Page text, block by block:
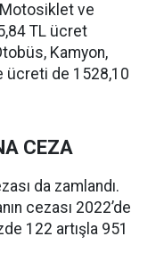
ve
TL ücret
Kamyon,
ücreti de 1528,10
CEZA
da zamlandı.
cezası 2022’de
122 artışla 951